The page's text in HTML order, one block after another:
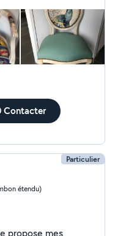
Contacter
Particulier
étendu)